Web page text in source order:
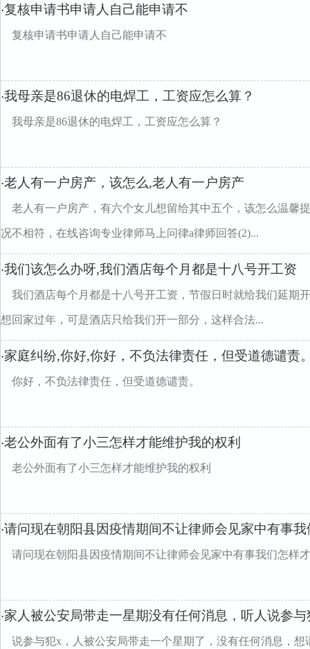
·复核申请书申请人自己能申请不
复核申请书申请人自己能申请不
·我母亲是86退休的电焊工，工资应怎么算？
我母亲是86退休的电焊工，工资应怎么算？
·老人有一户房产，该怎么,老人有一户房产
老人有一户房产，有六个女儿想留给其中五个，该怎么温馨
况不相符，在线咨询专业律师马上问律a律师回答(2)...
·我们该怎么办呀,我们酒店每个月都是十八号开工资
我们酒店每个月都是十八号开工资，节假日时就给我们延期
想回家过年，可是酒店只给我们开一部分，这样合法...
·家庭纠纷,你好,你好，不负法律责任，但受道德谴责
你好，不负法律责任，但受道德谴责。
·老公外面有了小三怎样才能维护我的权利
老公外面有了小三怎样才能维护我的权利
·请问现在朝阳县因疫情期间不让律师会见家中有事
请问现在朝阳县因疫情期间不让律师会见家中有事我们怎样
·家人被公安局带走一星期没有任何消息，听人说参与
说参与犯x，人被公安局带走一个星期了，没有任何消息，想